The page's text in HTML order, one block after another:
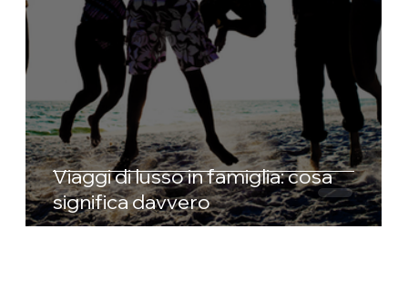
Viaggi di lusso in famiglia: cosa
significa davvero